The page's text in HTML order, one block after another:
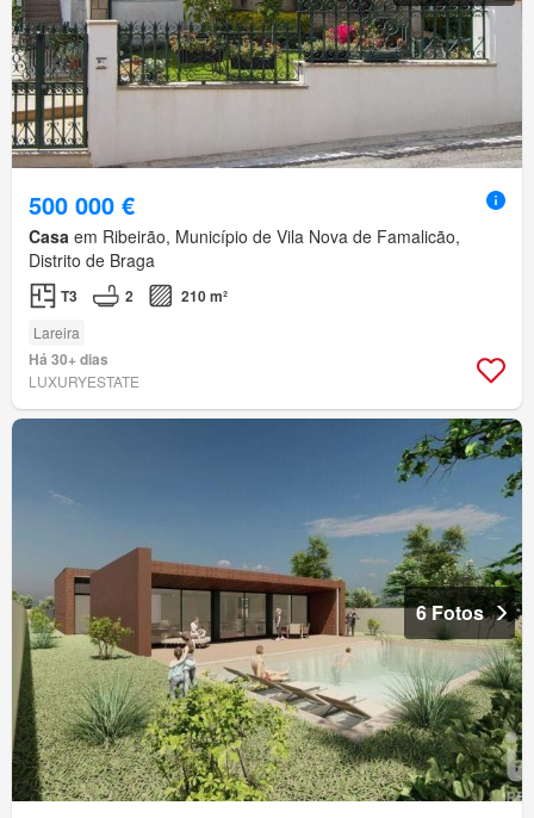
500 000 €
Casa em Ribeirão, Município de Vila Nova de Famalicão,
Distrito de Braga
T3 2 210 m²
Lareira
Há 30+ dias
LUXURYESTATE
6 Fotos